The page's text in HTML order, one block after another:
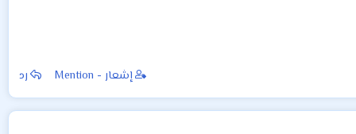
إشعار - Mention رد